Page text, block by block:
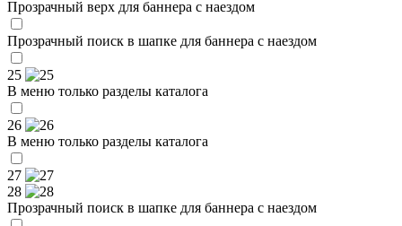
Прозрачный верх для баннера с наездом
Прозрачный поиск в шапке для баннера с наездом
25
В меню только разделы каталога
26
В меню только разделы каталога
27
28
Прозрачный поиск в шапке для баннера с наездом